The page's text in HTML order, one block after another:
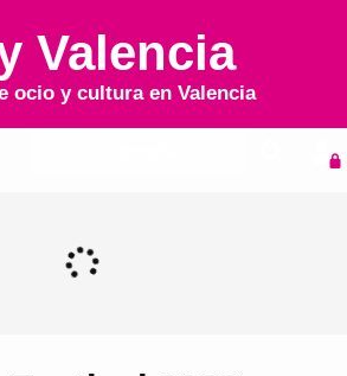
Valencia
ocio y cultura en Valencia